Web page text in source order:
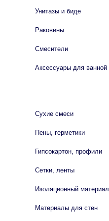
Унитазы и биде
Раковины
Смесители
Аксессуары для ванной
Сухие смеси
Пены, герметики
Гипсокартон, профили
Сетки, ленты
Изоляционный материал
Материалы для стен